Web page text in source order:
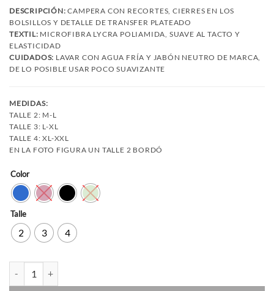
precios:
desde
hasta
$29,400.00
DESCRIPCIÓN: CAMPERA CON RECORTES, CIERRES EN LOS
BOLSILLOS Y DETALLE DE TRANSFER PLATEADO
TEXTIL: MICROFIBRA LYCRA POLIAMIDA, SUAVE AL TACTO Y
ELASTICIDAD
CUIDADOS: LAVAR CON AGUA FRÍA Y JABÓN NEUTRO DE MARCA,
DE LO POSIBLE USAR POCO SUAVIZANTE
MEDIDAS:
TALLE 2: M-L
TALLE 3: L-XL
TALLE 4: XL-XXL
EN LA FOTO FIGURA UN TALLE 2 BORDÓ
Color
Talle
2 3 4